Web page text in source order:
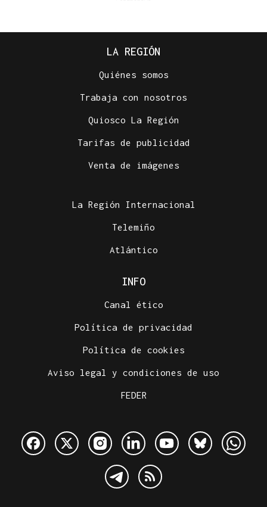
LA REGIÓN
Quiénes somos
Trabaja con nosotros
Quiosco La Región
Tarifas de publicidad
Venta de imágenes
La Región Internacional
Telemiño
Atlántico
INFO
Canal ético
Política de privacidad
Política de cookies
Aviso legal y condiciones de uso
FEDER